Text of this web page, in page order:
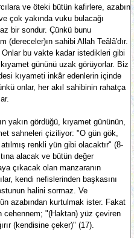
ve öteki bütün kafirlere, azabın
çok yakında vuku bulacağı
bir sondur. Çünkü bunu
sahibi Allah Teâlâ'dır.
bu vakte kadar istedikleri gibi
gününü uzak görüyorlar. Biz
kıyameti inkâr edenlerin içinde
onlar, her akıl sahibinin rahatça
yakın gördüğü, kıyamet gününün,
sahneleri çiziliyor: "O gün gök,
renkli yün gibi olacaktır" (8-
alacak ve bütün değer
çıkacak olan manzaranın
kendi nefislerinden başkasını
halini sormaz. Ve
azabından kurtulmak ister. Fakat
cehennem; "(Haktan) yüz çeviren
(kendisine çeker)" (17).